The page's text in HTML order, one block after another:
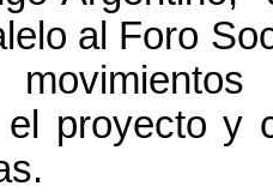
al Foro
el proyecto y